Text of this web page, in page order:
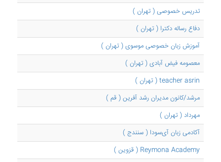
تدریس خصوصی ( تهران )
دفاع رساله دکترا ( تهران )
آموزش زبان خصوصی موسوی ( تهران )
معصومه فیض آبادی ( تهران )
teacher asrin ( تهران )
مرشد/کانون مدیران رشد آفرین ( قم )
مهرداد ( تهران )
آکادمی زبان آی‌سودا ( سنندج )
Reymona Academy ( قزوین )